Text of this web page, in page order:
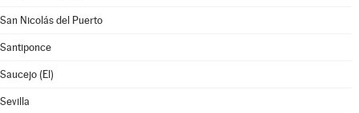
San Nicolás del Puerto
Santiponce
Saucejo (El)
Sevilla